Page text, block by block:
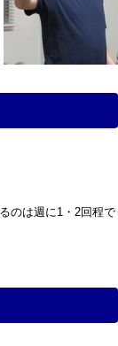
のは週に1・2回程で